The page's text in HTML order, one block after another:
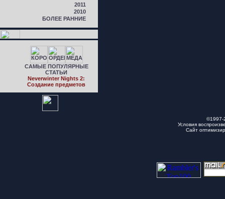
2011
2010
БОЛЕЕ РАННИЕ
САМЫЕ ПОПУЛЯРНЫЕ
СТАТЬИ
Neverwinter Nights 2:
Cоздание предметов
Условия
Сайт